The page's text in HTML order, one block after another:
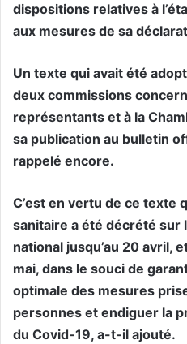
dispositions relatives à
aux mesures de sa
Un texte qui avait été
deux commissions
représentants et à la
sa publication au bulletin
rappelé encore.
C’est en vertu de ce texte
sanitaire a été décrété sur
national jusqu’au 20 avril,
mai, dans le souci de
optimale des mesures
personnes et endiguer la
du Covid-19, a-t-il ajouté.